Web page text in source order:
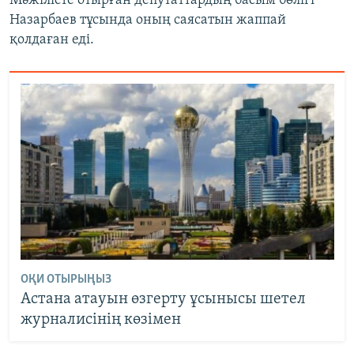
Назарбаев тұсында оның саясатын жаппай
қолдаған еді.
ОҚИ ОТЫРЫҢЫЗ
Астана атауын өзгерту ұсынысы шетел
журналисінің көзімен